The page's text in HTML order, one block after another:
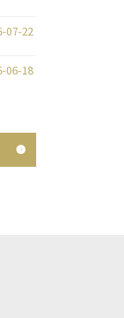
07-22
06-18